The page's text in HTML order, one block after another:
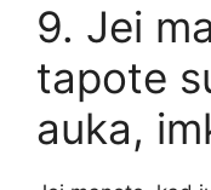
9. Jei
tapote
auka,